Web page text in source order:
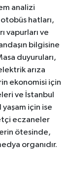
analizi
hatları,
vapurları ve
bilgisine
duyuruları,
arıza
ekonomisi için
ve İstanbul
yaşam için ise
eczaneler
ötesinde,
organıdır.